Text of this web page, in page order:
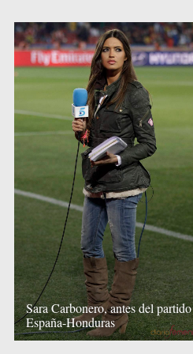
Sara Carbonero, antes del partido
España-Honduras